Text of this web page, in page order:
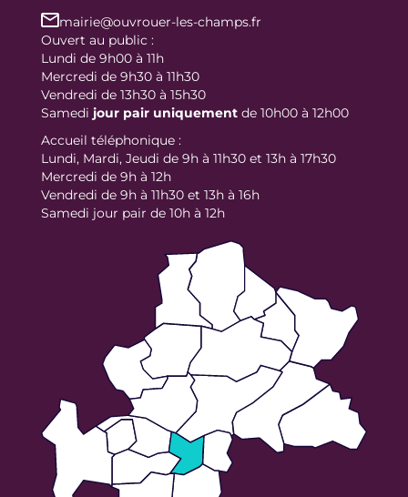
mairie@ouvrouer-les-champs.fr
Ouvert au public :
Lundi de 9h00 à 11h
Mercredi de 9h30 à 11h30
Vendredi de 13h30 à 15h30
Samedi jour pair uniquement de 10h00 à 12h00
Accueil téléphonique :
Lundi, Mardi, Jeudi de 9h à 11h30 et 13h à 17h30
Mercredi de 9h à 12h
Vendredi de 9h à 11h30 et 13h à 16h
Samedi jour pair de 10h à 12h